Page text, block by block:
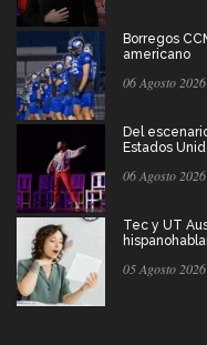
Borregos
americano
06 Agosto 2026
Del
Estados
06 Agosto 2026
Tec y UT
05 Agosto 2026